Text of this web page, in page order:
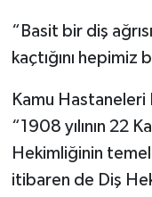
“Basit bir diş
kaçtığını hepimiz
Kamu Hastaneleri
“1908 yılının 22
Hekimliğinin
itibaren de Diş